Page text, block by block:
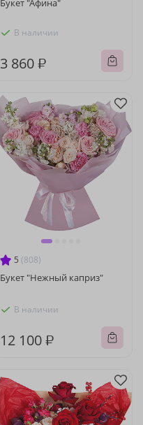
Букет "Афина"
В наличии
3 860 ₽
5 (808)
Букет "Нежный каприз"
В наличии
12 100 ₽